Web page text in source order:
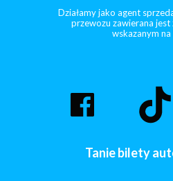
Tanie bilety
Działamy jako agent
przewozu zawierana
wskazanym na